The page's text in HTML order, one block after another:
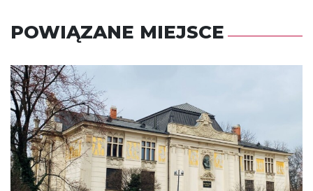
POWIĄZANE MIEJSCE